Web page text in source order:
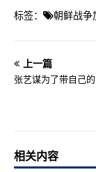
标签： 朝鲜战争
上一篇
张艺谋为了带自己
相关内容